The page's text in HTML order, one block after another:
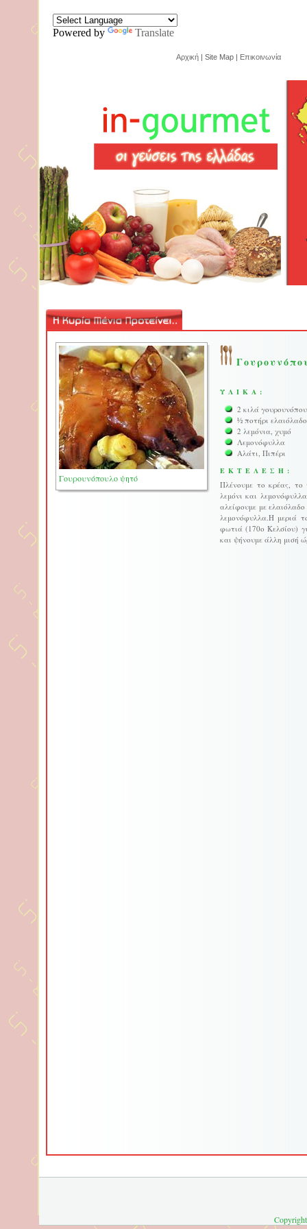
Powered by Translate
Αρχική | Site Map | Επικοινωνία
Γουρουνόπουλο ψητό
ΥΛΙΚΑ:
2 κιλά
½ ποτήρι ελαιόλαδο
2 λεμόνια, χυμό
Λεμονόφυλλα
Αλάτι, Πιπέρι
ΕΚΤΕΛΕΣΗ:
Πλένουμε το κρέας, το
λεμόνι και
αλείφουμε με
λεμονόφυλλα.Η μεριά
φωτιά (170ο Κελσίου)
και ψήνουμε άλλη μισή